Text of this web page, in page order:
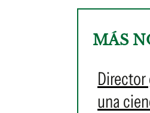
MÁS
Director
una